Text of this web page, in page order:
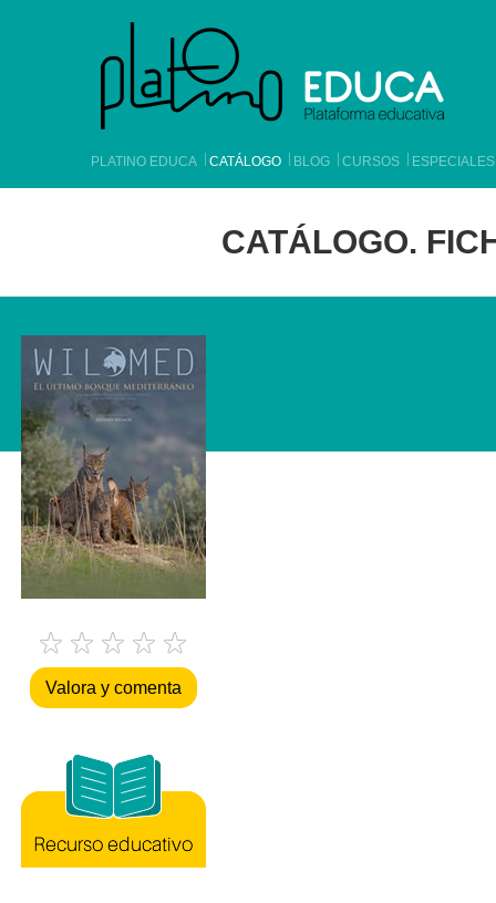
PLATINO EDUCA CATÁLOGO BLOG CURSOS ESPECIALES
CATÁLOGO.
Valora y comenta